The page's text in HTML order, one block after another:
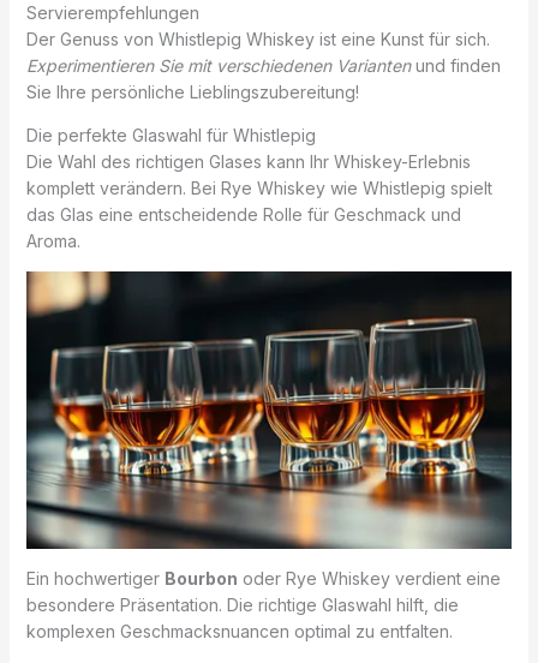
Servierempfehlungen
Der Genuss von Whistlepig Whiskey ist eine Kunst für sich.
Experimentieren Sie mit verschiedenen Variantenund finden
Sie Ihre persönliche Lieblingszubereitung!
Die perfekte Glaswahl für Whistlepig
Die Wahl des richtigen Glases kann Ihr Whiskey-Erlebnis
komplett verändern. Bei Rye Whiskey wie Whistlepig spielt
das Glas eine entscheidende Rolle für Geschmack und
Aroma.
Ein hochwertiger Bourbon oder Rye Whiskey verdient eine
besondere Präsentation. Die richtige Glaswahl hilft, die
komplexen Geschmacksnuancen optimal zu entfalten.